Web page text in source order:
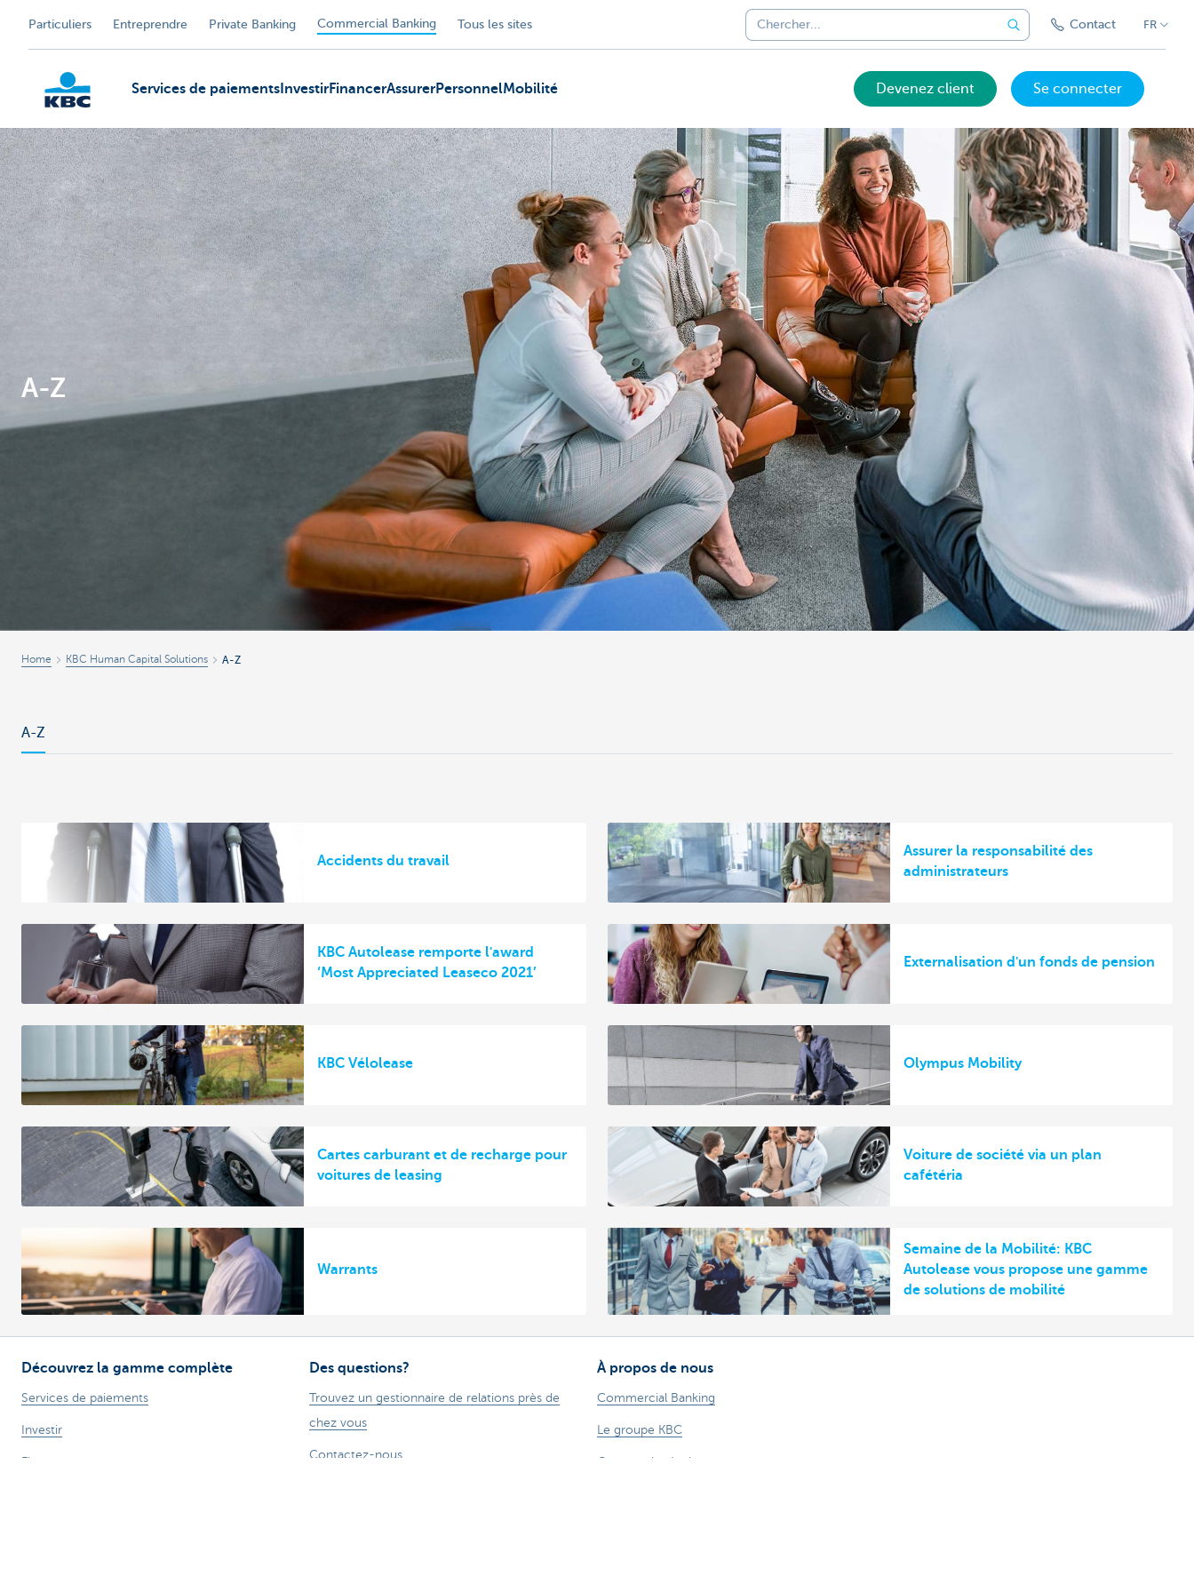
Particuliers Entreprendre Private Banking Commercial Banking Tous les sites Contact FR
KBC
Services de paiements InvestirFinancerAssurerPersonnelMobilité Devenez client Se connecter
A-Z
Home KBC Human Capital Solutions A-Z
A-Z
Accidents du travail
Assurer la responsabilité des
administrateurs
KBC Autolease remporte l'award
‘Most Appreciated Leaseco 2021’
Externalisation d'un fonds de pension
KBC Vélolease Olympus Mobility
Cartes carburant et de recharge pour
voitures de leasing
Voiture de société via un plan
cafétéria
Warrants
Semaine de la Mobilité: KBC
Autolease vous propose une gamme
de solutions de mobilité
Découvrez la gamme complète
Services de paiements
Investir
Financer
Des questions?
Trouvez un gestionnaire de relations près de
chez vous
Contactez-nous
À propos de nous
Commercial Banking
Le groupe KBC
Communiqués de presse